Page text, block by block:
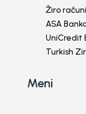
Žiro
ASA
UniCredit
Turkish
Meni